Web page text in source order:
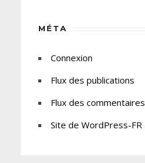
MÉTA
Connexion
Flux des publications
Flux des commentaires
Site de WordPress-FR